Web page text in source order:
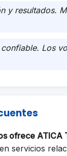
y resultados.
Los
ofrece ATICA
servicios